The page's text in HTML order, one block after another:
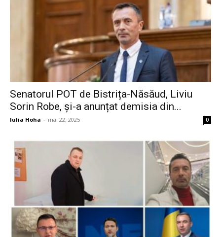
Senatorul POT de Bistrița-Năsăud, Liviu
Sorin Robe, și-a anunțat demisia din...
Iulia Hoha - mai 22, 2025 0